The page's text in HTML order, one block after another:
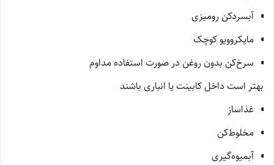
آبسردکن رومیزی
مایکروویو کوچک
سرخ‌کن بدون روغن در صورت استفاده مداوم
بهتر است داخل کابینت یا انباری باشند
غذاساز
مخلوط‌کن
آبمیوه‌گیری